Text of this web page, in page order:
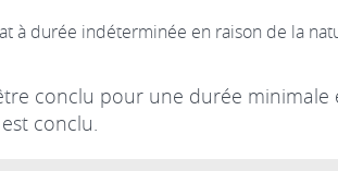
à durée indéterminée en raison de la
conclu pour une durée
conclu.